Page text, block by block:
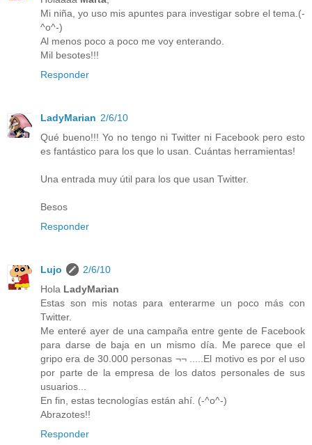
Mi niña, yo uso mis apuntes para investigar sobre el tema.(-
^o^-)
Al menos poco a poco me voy enterando.
Mil besotes!!!
Responder
LadyMarian 2/6/10
Qué bueno!!! Yo no tengo ni Twitter ni Facebook pero esto
es fantástico para los que lo usan. Cuántas herramientas!
Una entrada muy útil para los que usan Twitter.
Besos
Responder
Lujo
2/6/10
Hola LadyMarian
Estas son mis notas para enterarme un poco más con
Twitter.
Me enteré ayer de una campaña entre gente de Facebook
para darse de baja en un mismo día. Me parece que el
gripo era de 30.000 personas ¬¬ .....El motivo es por el uso
por parte de la empresa de los datos personales de sus
usuarios...
En fin, estas tecnologías están ahí. (-^o^-)
Abrazotes!!
Responder